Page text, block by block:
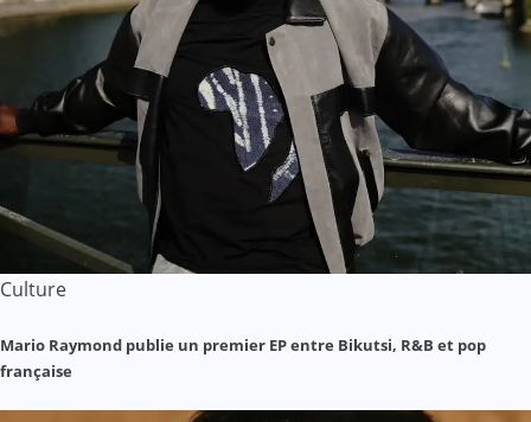
Culture
Mario Raymond publie un premier EP entre Bikutsi, R&B et pop
française